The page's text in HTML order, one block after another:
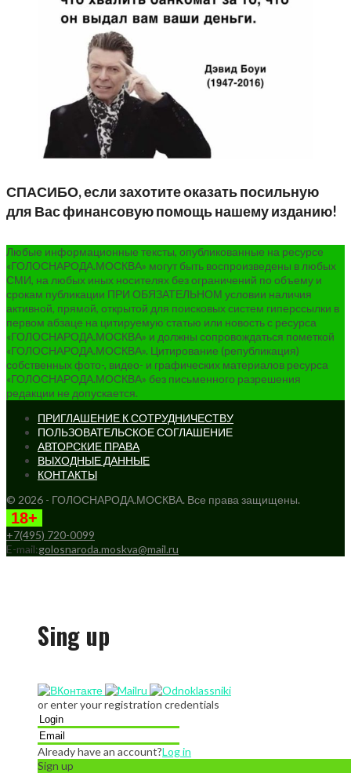
СПАСИБО, если захотите оказать посильную
для Вас финансовую помощь нашему изданию!
Любые информационные тексты, опубликованные на ресурсе
«ГОЛОСНАРОДА.МОСКВА» могут быть воспроизведены в любых
СМИ, на любых иных носителях без ограничений по объему и
срокам публикации ПРИ ОБЯЗАТЕЛЬНОМ условии наличия
активной, прямой, открытой для поисковых систем гиперссылки в
первом абзаце на цитируемую статью или новость с ресурса
«ГОЛОСНАРОДА.МОСКВА» и должны сопровождаться пометкой
«ГОЛОСНАРОДА.МОСКВА». Цитирование (републикация)
собственных фото-, видео- и графических материалов ресурса
«ГОЛОСНАРОДА.МОСКВА» без письменного разрешения
редакции не допускается.
ПРИГЛАШЕНИЕ К СОТРУДНИЧЕСТВУ
ПОЛЬЗОВАТЕЛЬСКОЕ СОГЛАШЕНИЕ
АВТОРСКИЕ ПРАВА
ВЫХОДНЫЕ ДАННЫЕ
КОНТАКТЫ
© 2026 - ГОЛОСНАРОДА.МОСКВА. Все права защищены.
18+
+7(495) 720-0099
E-mail:golosnaroda.moskva@mail.ru
Sing up
or enter your registration credentials
Already have an account?Log in
Sign up